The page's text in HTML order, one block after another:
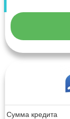
Сумма кредита